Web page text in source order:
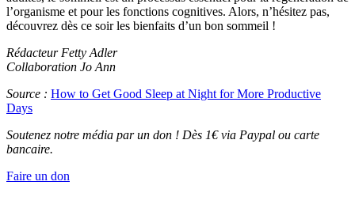
l’organisme et pour les fonctions cognitives. Alors, n’hésitez pas,
découvrez dès ce soir les bienfaits d’un bon sommeil !
Rédacteur Fetty Adler
Collaboration Jo Ann
Source : How to Get Good Sleep at Night for More Productive
Days
Soutenez notre média par un don ! Dès 1€ via Paypal ou carte
bancaire.
Faire un don